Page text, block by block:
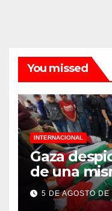
You missed
INTERNACIONAL
Gaza
de una
genocidio
5 DE AGOSTO DE